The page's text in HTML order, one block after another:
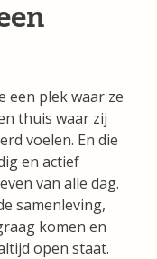
een plek waar ze
thuis waar zij
voelen. En die
en actief
van alle dag.
samenleving,
komen en
open staat.